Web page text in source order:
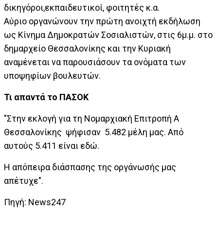
δικηγόροι,εκπαιδευτικοί, φοιτητές κ.α.
Αύριο οργανώνουν την πρώτη ανοιχτή εκδήλωση
ως Κίνημα Δημοκρατών Σοσιαλιστών, στις 6μ.μ. στο
δημαρχείο Θεσσαλονίκης και την Κυριακή
αναμένεται να παρουσιάσουν τα ονόματα των
υποψηφίων βουλευτών.
Τι απαντά το ΠΑΣΟΚ
"Στην εκλογή για τη Νομαρχιακή Επιτροπή Α
Θεσσαλονίκης ψήφισαν 5.482 μέλη μας. Από
αυτούς 5.411 είναι εδώ.
Η απόπειρα διάσπασης της οργάνωσής μας
απέτυχε".
Πηγή: News247